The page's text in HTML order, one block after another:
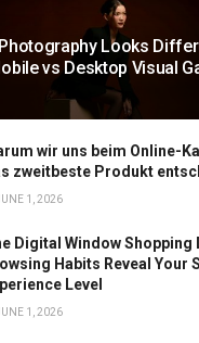
Looks
vs Desktop Visual
wir uns beim Online-
zweitbeste Produkt
1, 2026
Digital Window Shopping
Habits Reveal Your
Level
1, 2026